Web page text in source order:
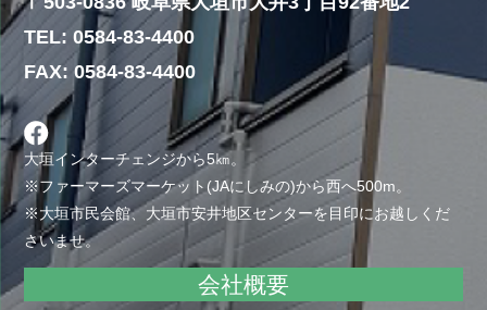
TEL: 0584-83-4400
FAX: 0584-83-4400
大垣インターチェンジから5㎞。
※ファーマーズマーケット(JAにしみの)から西へ500m。
※大垣市民会館、大垣市安井地区センターを目印にお越しくだ
さいませ。
会社概要